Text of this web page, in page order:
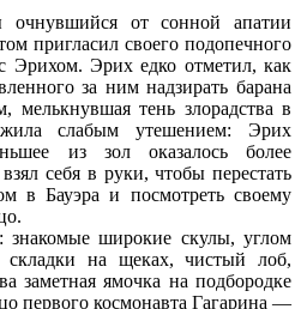
очнувшийся от сонной апатии
пригласил своего подопечного
Эрихом. Эрих едко отметил, как
за ним надзирать барана
тень злорадства в
слабым утешением: Эрих
из зол оказалось более
себя в руки, чтобы перестать
в Бауэра и посмотреть своему
знакомые широкие скулы, углом
складки на щеках, чистый лоб,
заметная ямочка на подбородке
первого космонавта Гагарина —